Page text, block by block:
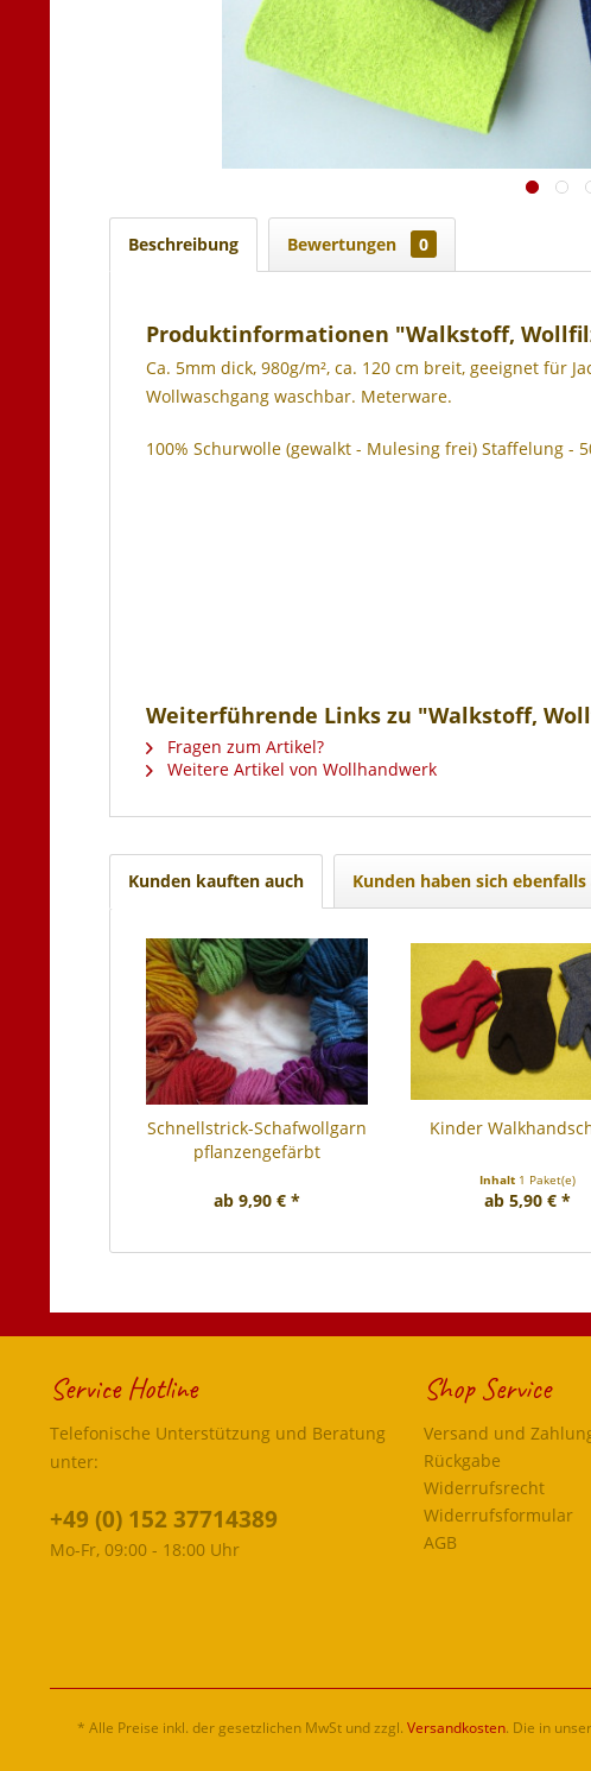
Beschreibung Bewertungen 0
Produktinformationen "Walkstoff,
Ca. 5mm dick, 980g/m², ca. 120 cm breit, geeignet für
Wollwaschgang waschbar. Meterware.
100% Schurwolle (gewalkt - Mulesing frei) Staffelung -
Weiterführende Links zu "Walkstoff,
Fragen zum Artikel?
Weitere Artikel von Wollhandwerk
Kunden kauften auch Kunden haben sich ebenfalls
Schnellstrick-Schafwollgarn
pflanzengefärbt
ab 9,90 € *
Kinder
Inhalt 1 Paket(e)
ab 5,90 € *
Service Hotline
Telefonische Unterstützung und Beratung
unter:
+49 (0) 152 37714389
Mo-Fr, 09:00 - 18:00 Uhr
Shop Service
Versand und
Rückgabe
Widerrufsrecht
Widerrufsformular
AGB
* Alle Preise inkl. der gesetzlichen MwSt und zzgl. Versandkosten. Die in